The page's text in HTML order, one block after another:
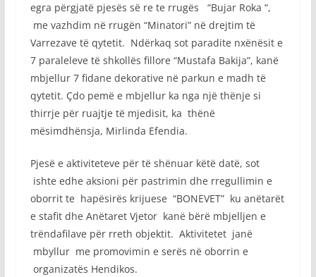
egra përgjatë pjesës së re te rrugës “Bujar Roka “,
me vazhdim në rrugën “Minatori” në drejtim të
Varrezave të qytetit. Ndërkaq sot paradite nxënësit e
7 paraleleve të shkollës fillore “Mustafa Bakija”, kanë
mbjellur 7 fidane dekorative në parkun e madh të
qytetit. Çdo pemë e mbjellur ka nga një thënje si
thirrje për ruajtje të mjedisit, ka thënë
mësimdhënsja, Mirlinda Efendia.
Pjesë e aktiviteteve për të shënuar këtë datë, sot
ishte edhe aksioni për pastrimin dhe rregullimin e
oborrit te hapësirës krijuese “BONEVET” ku anëtarët
e stafit dhe Anëtaret Vjetor kanë bërë mbjelljen e
trëndafilave për rreth objektit. Aktivitetet janë
mbyllur me promovimin e serës në oborrin e
organizatës Hendikos.